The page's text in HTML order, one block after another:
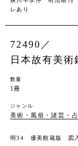
レあり
72490／
日本故有美
数量
1冊
ジャンル
美術・風俗・諸芸・
明34 優美館蔵版 図